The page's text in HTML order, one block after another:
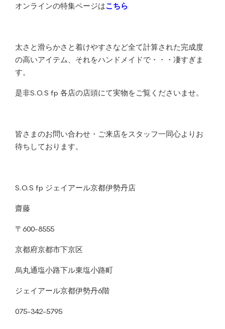
オンラインの特集ページはこちら
太さと滑らかさと着けやすさなど全て計算された完成度
の高いアイテム、それをハンドメイドで・・・凄すぎま
す。
是非S.O.S fp 各店の店頭にて実物をご覧くださいませ。
皆さまのお問い合わせ・ご来店をスタッフ一同心よりお
待ちしております。
S.O.S fp ジェイアール京都伊勢丹店
齋藤
〒600-8555
京都府京都市下京区
烏丸通塩小路下ル東塩小路町
ジェイアール京都伊勢丹6階
075-342-5795